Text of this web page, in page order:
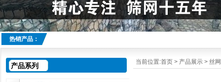
热销产品：
当前位置:首页 > 产品展示 > 丝
产品系列